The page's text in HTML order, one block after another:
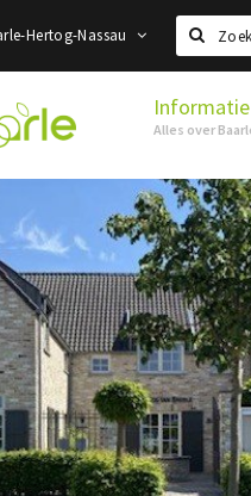
Hertog-Nassau
Zoeken
Visit
Baarle
Informatie
Alles over